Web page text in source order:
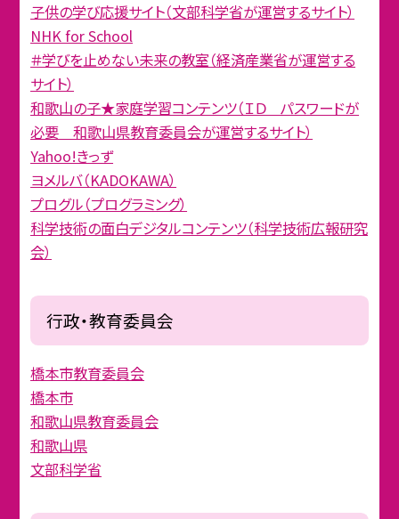
子供の学び応援サイト（文部科学省が運営するサイト）
NHK for School
＃学びを止めない未来の教室（経済産業省が運営する
サイト）
和歌山の子★家庭学習コンテンツ（ＩＤ パスワードが
必要 和歌山県教育委員会が運営するサイト）
Yahoo!きっず
ヨメルバ（KADOKAWA）
プログル（プログラミング）
科学技術の面白デジタルコンテンツ（科学技術広報研究
会）
行政・教育委員会
橋本市教育委員会
橋本市
和歌山県教育委員会
和歌山県
文部科学省